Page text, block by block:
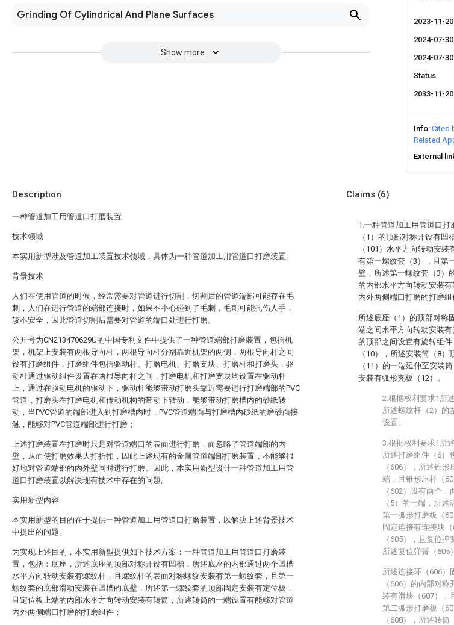
Grinding Of Cylindrical And Plane Surfaces
Show more
2023-11-20
2024-07-30
2024-07-30
Status
2033-11-20
Info Cited
Related
External
Description
一种管道加工用管道口打磨装置
技术领域
本实用新型涉及管道加工装置技术领域，具体为一种管道加工用管道口打磨装置。
背景技术
人们在使用管道的时候，经常需要对管道进行切割，切割后的管道端部可能存在毛
刺，人们在进行管道的端部连接时，如果不小心碰到了毛刺，毛刺可能扎伤人手，
较不安全，因此管道切割后需要对管道的端口处进行打磨。
公开号为CN213470629U的中国专利文件中提供了一种管道端部打磨装置，包括机
架，机架上安装有两根导向杆，两根导向杆分别靠近机架的两侧，两根导向杆之间
设有打磨组件，打磨组件包括驱动杆、打磨电机、打磨支块、打磨杆和打磨头，驱
动杆通过驱动组件设置在两根导向杆之间，打磨电机和打磨支块均设置在驱动杆
上，通过在驱动电机的驱动下，驱动杆能够带动打磨头靠近需要进行打磨端部的PVC
管道，打磨头在打磨电机和传动机构的带动下转动，能够带动打磨槽内的砂纸转
动，当PVC管道的端部进入到打磨槽内时，PVC管道端面与打磨槽内砂纸的磨砂面接
触，能够对PVC管道端部进行打磨；
上述打磨装置在打磨时只是对管道端口的表面进行打磨，而忽略了管道端部的内
壁，从而使打磨效果大打折扣，因此上述现有的金属管道端部打磨装置，不能够很
好地对管道端部的内外壁同时进行打磨。因此，本实用新型设计一种管道加工用管
道口打磨装置以解决现有技术中存在的问题。
实用新型内容
本实用新型的目的在于提供一种管道加工用管道口打磨装置，以解决上述背景技术
中提出的问题。
为实现上述目的，本实用新型提供如下技术方案：一种管道加工用管道口打磨装
置，包括：底座，所述底座的顶部对称开设有凹槽，所述底座的内部通过两个凹槽
水平方向转动安装有螺纹杆，且螺纹杆的表面对称螺纹安装有第一螺纹套，且第一
螺纹套的底部滑动安装在凹槽的底壁，所述第一螺纹套的顶部固定安装有定位板，
且定位板上端的内部水平方向转动安装有转筒，所述转筒的一端设置有能够对管道
内外两侧端口打磨的打磨组件；
Claims (6)
1.一种管道加工用管道口
（1）的顶部对称开设有
（101）水平方向转动安
有第一螺纹套（3），且第
壁，所述第一螺纹套（3）
的内部水平方向转动安装
内外两侧端口打磨的打磨组
所述底座（1）的顶部对称
端之间水平方向转动安装有
的顶部之间设置有旋转组
（10），所述安装筒（8
（11）的一端延伸至安装
安装有弧形夹板（12）。
2.根据权利要求1所
所述螺纹杆（2）的
设置。
3.根据权利要求1所
所述打磨组件（6）
（606），所述锥
端，且锥形压杆（
（602）设有两个
（5）的一端，所
第一弧形打磨板（
固定连接有连接块
（605），且复位
所述复位弹簧（605
所述连接环（606）
（606）的内部对
装有滑块（607），
第二弧形打磨板（
（608），所述转